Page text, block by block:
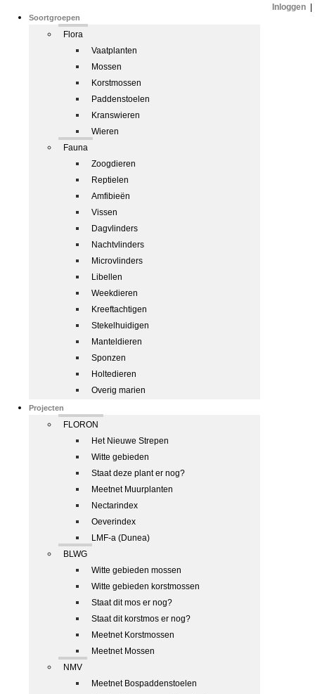
Soortgroepen
Flora
Vaatplanten
Mossen
Korstmossen
Paddenstoelen
Kranswieren
Wieren
Fauna
Zoogdieren
Reptielen
Amfibieën
Vissen
Dagvlinders
Nachtvlinders
Microvlinders
Libellen
Weekdieren
Kreeftachtigen
Stekelhuidigen
Manteldieren
Sponzen
Holtedieren
Overig marien
Projecten
FLORON
Het Nieuwe Strepen
Witte gebieden
Staat deze plant er nog?
Meetnet Muurplanten
Nectarindex
Oeverindex
LMF-a (Dunea)
BLWG
Witte gebieden mossen
Witte gebieden korstmossen
Staat dit mos er nog?
Staat dit korstmos er nog?
Meetnet Korstmossen
Meetnet Mossen
NMV
Meetnet Bospaddenstoelen
Inloggen